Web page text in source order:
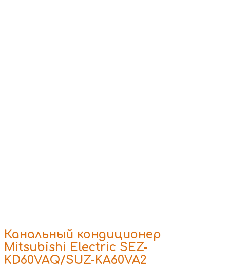
Канальный кондиционер
Mitsubishi Electric SEZ-
KD60VAQ/SUZ-KA60VA2